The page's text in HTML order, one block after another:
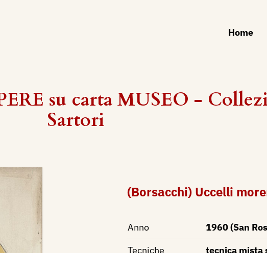
Home
su carta MUSEO -
Sartori
(Borsacchi) Uccelli
Anno
1960 (San
Tecniche
tecnica mista